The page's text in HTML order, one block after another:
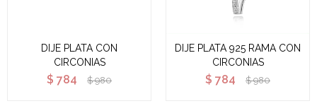
DIJE PLATA CON
CIRCONIAS
$ 784 $ 980
DIJE PLATA 925 RAMA CON
CIRCONIAS
$ 784 $ 980